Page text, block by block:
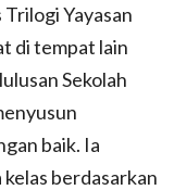
Yayasan
di tempat lain
Sekolah
baik. Ia
berdasarkan